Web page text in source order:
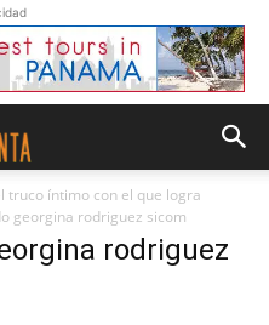
truco íntimo con el que logra
georgina rodriguez sicom
rodriguez